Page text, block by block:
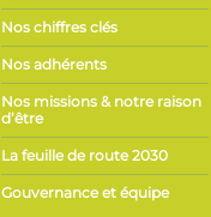
Nos chiffres clés
Nos adhérents
Nos missions & notre raison
d’être
La feuille de route 2030
Gouvernance et équipe